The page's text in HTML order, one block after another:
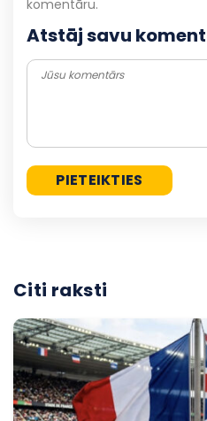
Atstāj savu
komentāru.
Citi raksti